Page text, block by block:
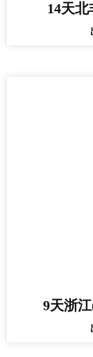
14天
9天浙